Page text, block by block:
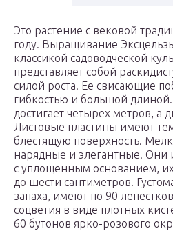
Это растение с вековой
году. Выращивание
классикой садоводческой
представляет собой
силой роста. Ее свисающие
гибкостью и большой
достигает четырех метров, а
Листовые пластины имеют
блестящую поверхность.
нарядные и элегантные.
с уплощенным основанием,
до шести сантиметров.
запаха, имеют по 90
соцветия в виде плотных
60 бутонов ярко-розового